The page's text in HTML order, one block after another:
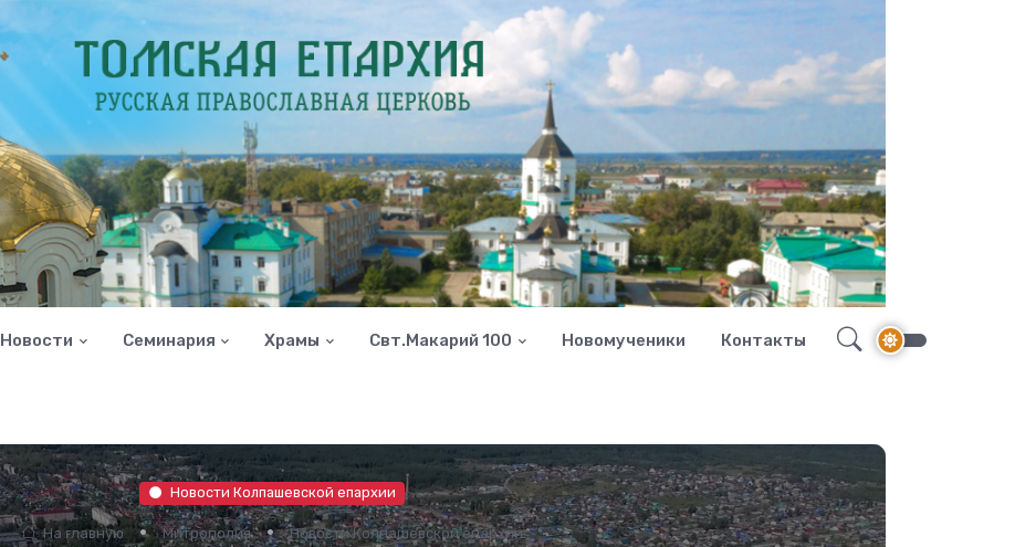
Новости Семинария Храмы Свт.Макарий 100 Новомученики Контакты
Новости Колпашевской епархии
На главную Митрополия Новости Колпашевской епархии